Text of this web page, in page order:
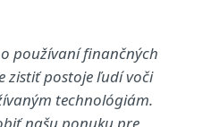
používaní finančných
zistiť postoje ľudí voči
technológiám.